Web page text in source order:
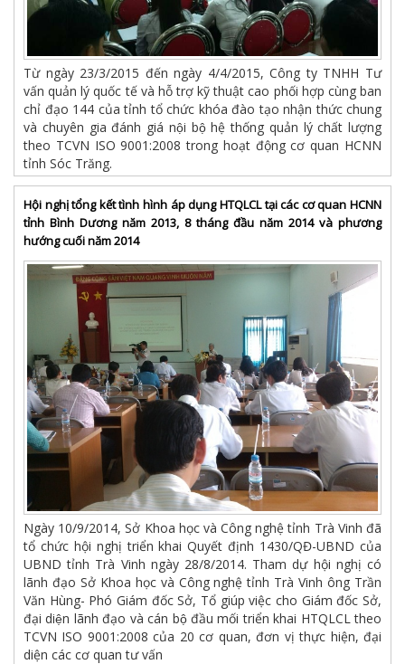
Từ ngày 23/3/2015 đến ngày 4/4/2015, Công ty TNHH Tư
vấn quản lý quốc tế và hỗ trợ kỹ thuật cao phối hợp cùng ban
chỉ đạo 144 của tỉnh tổ chức khóa đào tạo nhận thức chung
và chuyên gia đánh giá nội bộ hệ thống quản lý chất lượng
theo TCVN ISO 9001:2008 trong hoạt động cơ quan HCNN
tỉnh Sóc Trăng.
Hội nghị tổng kết tình hình áp dụng HTQLCL tại các cơ quan HCNN
tỉnh Bình Dương năm 2013, 8 tháng đầu năm 2014 và phương
hướng cuối năm 2014
Ngày 10/9/2014, Sở Khoa học và Công nghệ tỉnh Trà Vinh đã
tổ chức hội nghị triển khai Quyết định 1430/QĐ-UBND của
UBND tỉnh Trà Vinh ngày 28/8/2014. Tham dự hội nghị có
lãnh đạo Sở Khoa học và Công nghệ tỉnh Trà Vinh ông Trần
Văn Hùng- Phó Giám đốc Sở, Tổ giúp việc cho Giám đốc Sở,
đại diện lãnh đạo và cán bộ đầu mối triển khai HTQLCL theo
TCVN ISO 9001:2008 của 20 cơ quan, đơn vị thực hiện, đại
diện các cơ quan tư vấn